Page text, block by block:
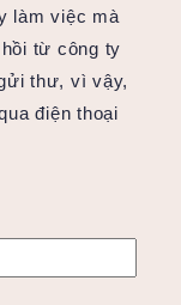
làm việc mà
từ công ty
thư, vì vậy,
điện thoại